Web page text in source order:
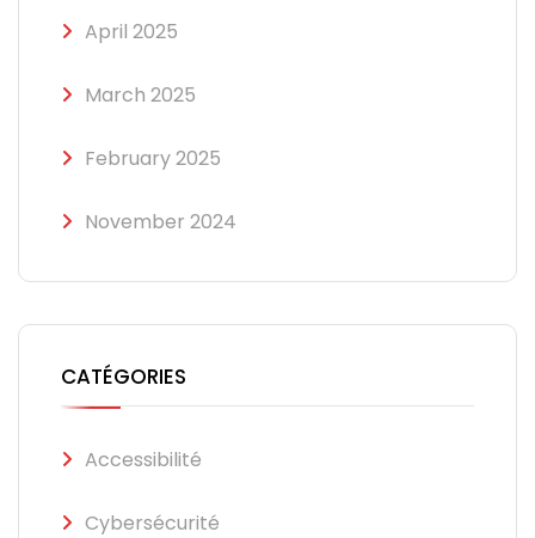
April 2025
March 2025
February 2025
November 2024
CATÉGORIES
Accessibilité
Cybersécurité